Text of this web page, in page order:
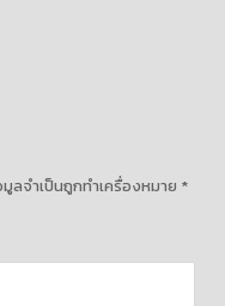
ลจำเป็นถูกทำเครื่องหมาย *